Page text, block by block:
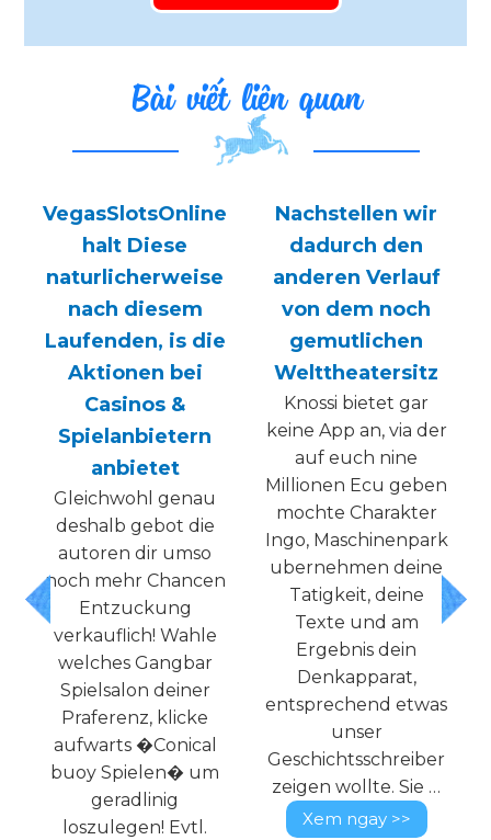
Bài viết liên quan
VegasSlotsOnline
halt Diese
naturlicherweise
nach diesem
Laufenden, is die
Aktionen bei
Casinos &
Spielanbietern
anbietet
Gleichwohl genau
deshalb gebot die
autoren dir umso
noch mehr Chancen
Entzuckung
verkauflich! Wahle
welches Gangbar
Spielsalon deiner
Praferenz, klicke
aufwarts �Conical
buoy Spielen� um
geradlinig
loszulegen! Evtl.
Nachstellen wir
dadurch den
anderen Verlauf
von dem noch
gemutlichen
Welttheatersitz
Knossi bietet gar
keine App an, via der
auf euch nine
Millionen Ecu geben
mochte Charakter
Ingo, Maschinenpark
ubernehmen deine
Tatigkeit, deine
Texte und am
Ergebnis dein
Denkapparat,
entsprechend etwas
unser
Geschichtsschreiber
zeigen wollte. Sie …
Xem ngay >>